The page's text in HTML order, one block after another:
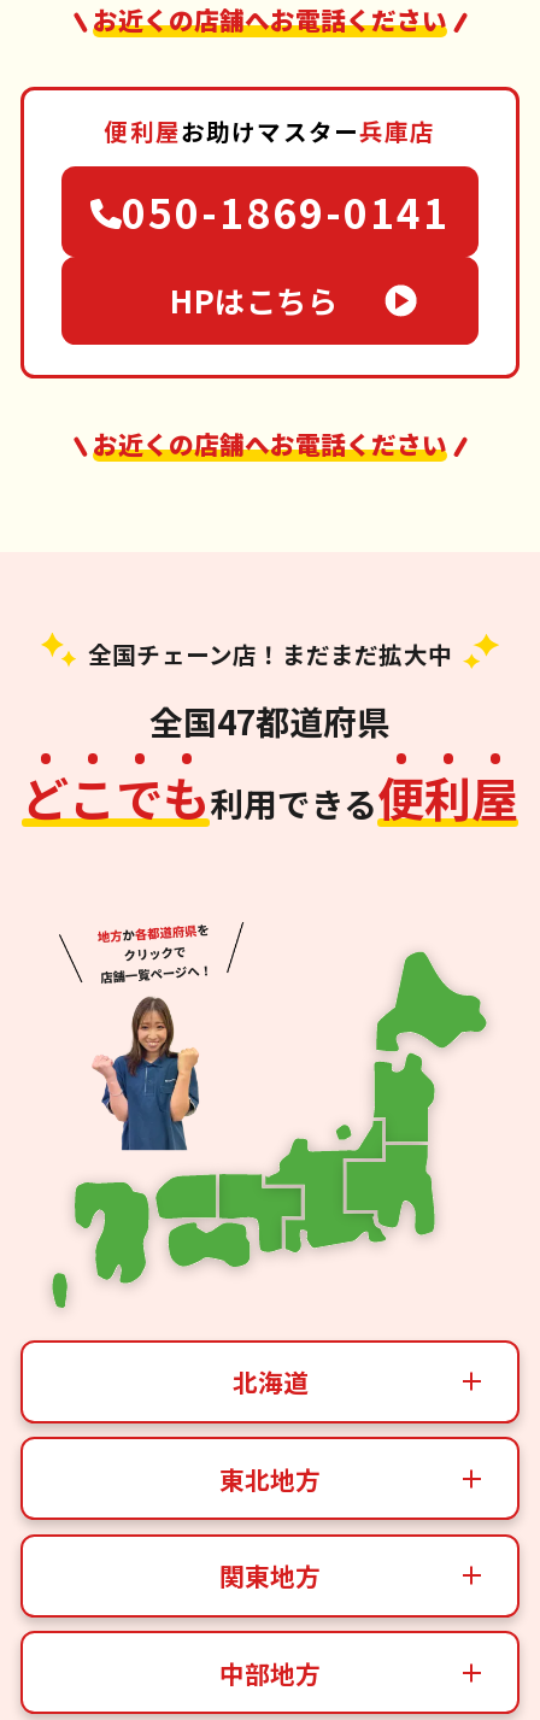
お近くの店舗へお電話ください
便利屋お助けマスター兵庫店
050-1869-0141
HPはこちら
お近くの店舗へお電話ください
全国チェーン店！まだまだ拡大中
全国47都道府県
どこでも利用できる便利屋
北海道
東北地方
関東地方
中部地方